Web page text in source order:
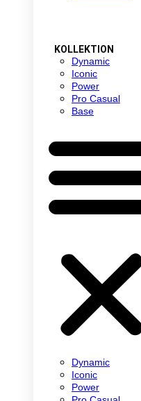
KOLLEKTION
Dynamic
Iconic
Power
Pro Casual
Base
Dynamic
Iconic
Power